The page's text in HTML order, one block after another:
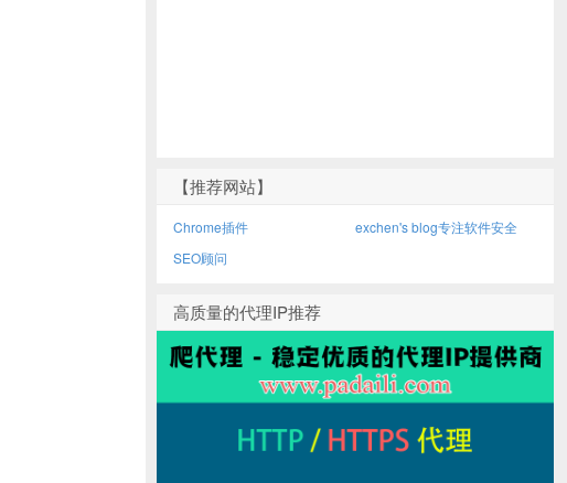
【推荐网站】
Chrome插件
exchen's blog专注软件安全
SEO顾问
高质量的代理IP推荐